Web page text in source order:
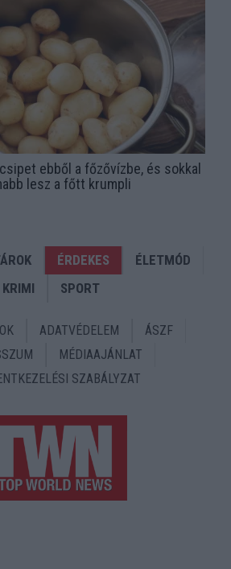
ebből a főzővízbe, és sokkal
lesz a főtt krumpli
ÉRDEKES
ÉLETMÓD
KRIMI
SPORT
ADATVÉDELEM
ÁSZF
MÉDIAAJÁNLAT
SZABÁLYZAT